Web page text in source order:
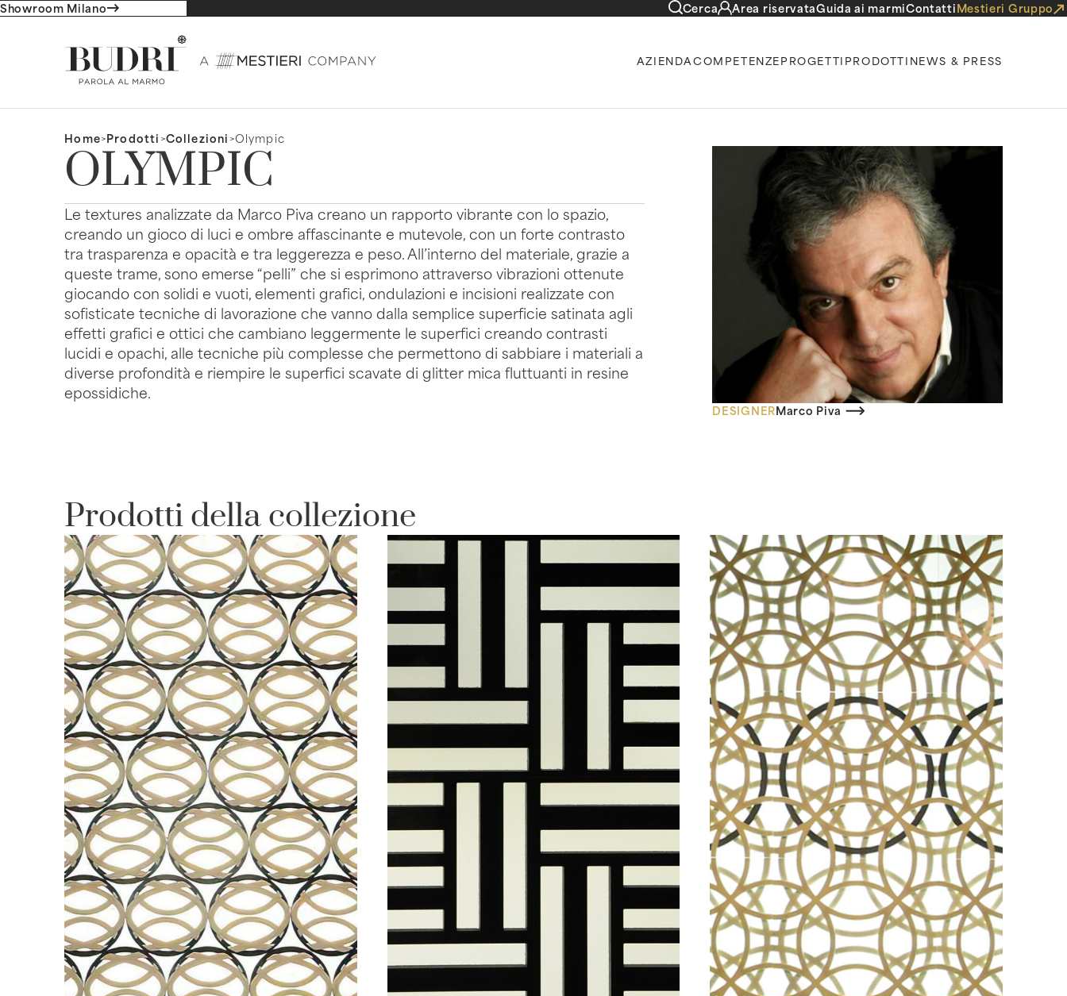
Showroom Milano Cerca Area riservataGuida ai marmiContattiMestieri Gruppo
AZIENDACOMPETENZEPROGETTIPRODOTTINEWS & PRESS
Home>Prodotti>Collezioni>Olympic
OLYMPIC
Le textures analizzate da Marco Piva creano un rapporto vibrante con lo spazio,
creando un gioco di luci e ombre affascinante e mutevole, con un forte contrasto
tra trasparenza e opacità e tra leggerezza e peso. All’interno del materiale, grazie a
queste trame, sono emerse “pelli” che si esprimono attraverso vibrazioni ottenute
giocando con solidi e vuoti, elementi grafici, ondulazioni e incisioni realizzate con
sofisticate tecniche di lavorazione che vanno dalla semplice superficie satinata agli
effetti grafici e ottici che cambiano leggermente le superfici creando contrasti
lucidi e opachi, alle tecniche più complesse che permettono di sabbiare i materiali a
diverse profondità e riempire le superfici scavate di glitter mica fluttuanti in resine
epossidiche.
DESIGNERMarco Piva
Prodotti della collezione